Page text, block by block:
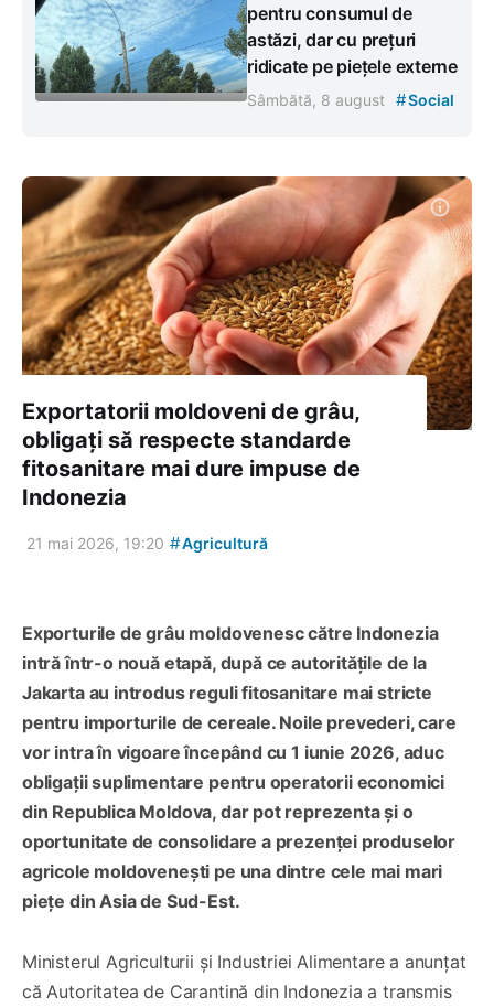
pentru consumul de
astăzi, dar cu prețuri
ridicate pe piețele externe
Sâmbătă, 8 august #Social
Exportatorii moldoveni de grâu,
obligați să respecte standarde
fitosanitare mai dure impuse de
Indonezia
21 mai 2026, 19:20 #Agricultură
Exporturile de grâu moldovenesc către Indonezia
intră într-o nouă etapă, după ce autoritățile de la
Jakarta au introdus reguli fitosanitare mai stricte
pentru importurile de cereale. Noile prevederi, care
vor intra în vigoare începând cu 1 iunie 2026, aduc
obligații suplimentare pentru operatorii economici
din Republica Moldova, dar pot reprezenta și o
oportunitate de consolidare a prezenței produselor
agricole moldovenești pe una dintre cele mai mari
piețe din Asia de Sud-Est.
Ministerul Agriculturii și Industriei Alimentare a anunțat
că Autoritatea de Carantină din Indonezia a transmis